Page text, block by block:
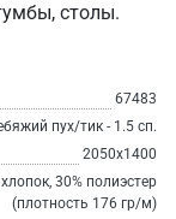
столы.
67483
пух/тик - 1.5 сп.
2050х1400
30% полиэстер
(плотность 176 гр/м)